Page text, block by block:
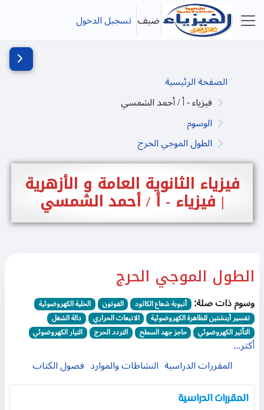
تخطى إلى المحتوى الرئيسي
واجهة جانبية
ضيف تسجيل الدخول
الصفحة الرئيسية
فيزياء - أ / أحمد الشمسي
الوسوم
الطول الموجي الحرج
فيزياء الثانوية العامة و الأزهرية
| فيزياء - أ / أحمد الشمسي
فتح
الطول الموجي الحرج
وسوم ذات صلة: أنبوبة شعاع الكاثود الفوتون
الخلية الكهروضوئية
تفسير أينشتين للظاهرة الكهروضوئية
الانبعاث الحراري
دالة الشغل
التأثير الكهروضوئي
حاجز جهد السطح التردد الحرج التيار الكهروضوئي
أكثر...
المقررات الدراسية النشاطات والموارد فصول الكتاب
المقررات الدراسية